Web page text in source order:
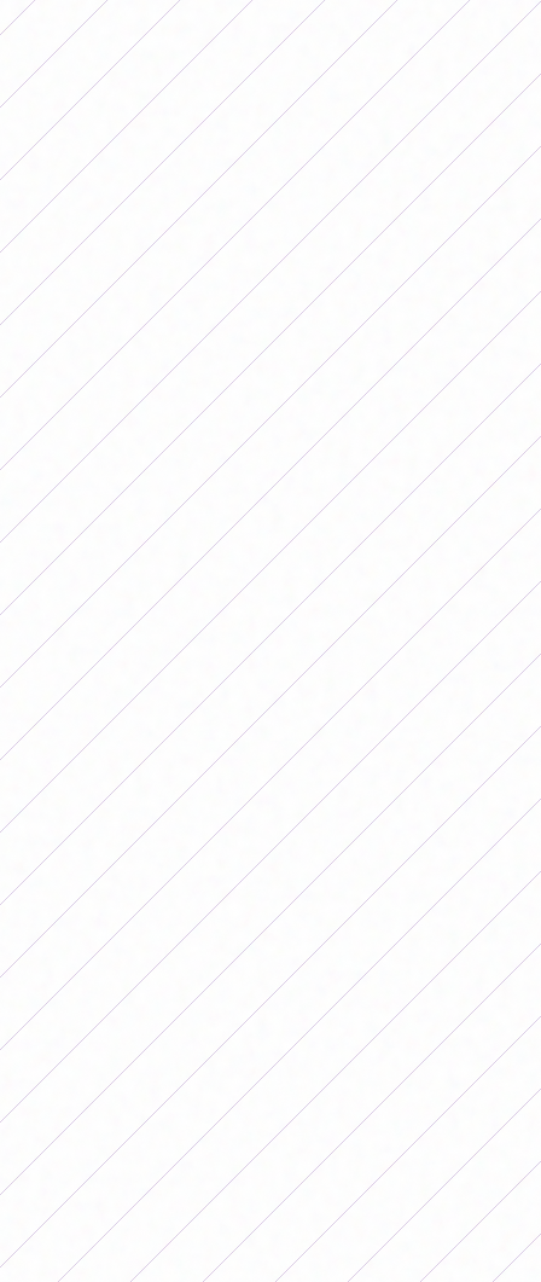
Aitana Bonmatí, uma das jogadoras de futebol de
quem Borja Iglesias falou. (Foto: MARCA)
Iglesias também comentou sobre seus colegas e disse
que o futebol feminino está experimentando um
enorme crescimento, embora tenha destacado que
poderia ser muito maior.
“As pessoas dizem que o futebol feminino não gera o
mesmo, mas possivelmente Alexia ou Aitana geram
mais do que eu. São dois líderes mundiais e ainda há
muitos mais”, analisou e destacou:
“O futebol
feminino está experimentando um crescimento
enorme e a realidade é que está indo mais devagar do
que poderia. Tudo tem um processo, eles estão muito
atrasados há muitos anos em infraestrutura, em
pessoal treinado. Tudo está crescendo, inclusive sua
renda.”
Além disso, o espanhol comentou sua preocupação
com o fato de a homossexualidade continuar sendo
um tema tabu no futebol masculino e referiu-se ao
caso de seu companheiro de equipe Héctor Bellerín,
com quem dividia vestiários. “Ele vem lutando contra
situações desse tipo há anos e quando jogou pelo
Arsenal recebeu uma punição tremenda por atuar em
um clube LGTBI”, disse ele.
Por fim, Iglesias apoiou a luta pela causa
palestiniana: “Se eles vão para a baliza com uma
bandeira palestiniana e isso ajuda, espero que o
façam quando eu for rematar.”